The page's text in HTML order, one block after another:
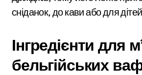
сніданок, до кави або для
Інгредієнти для
бельгійських